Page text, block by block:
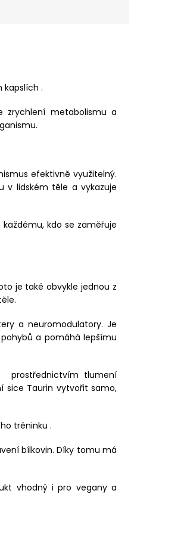
kapslích .
zrychlení metabolismu a
efektivně využitelný.
v lidském těle a vykazuje
kdo se zaměřuje
je také obvykle jednou z
a neuromodulatory. Je
a pomáhá lepšímu
prostřednictvím tlumení
sice Taurin vytvořit samo,
tréninku .
bílkovin. Díky tomu má
vhodný i pro vegany a